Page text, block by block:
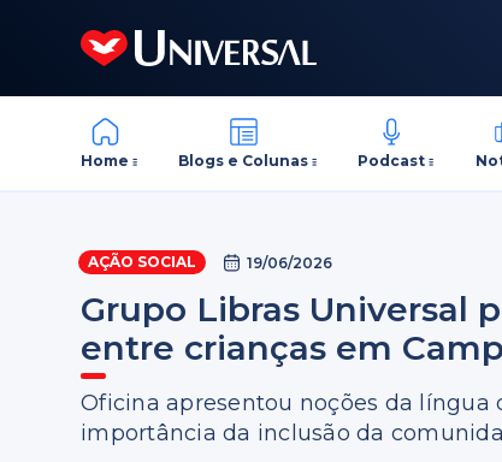
Home Blogs e Colunas Podcast
AÇÃO SOCIAL 19/06/2026
Grupo Libras Universal
entre crianças em
Oficina apresentou noções da
importância da inclusão da